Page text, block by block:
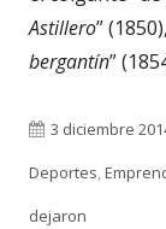
Astillero”
bergantín”
Publicado
el
3 diciembre
Deportes,
dejaron